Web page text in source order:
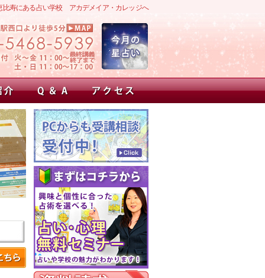
比寿にある占い学校 アカデメイア・カレッジへ